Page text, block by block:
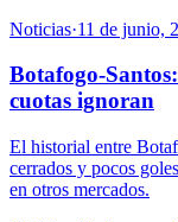
Noticias·11 de junio,
Botafogo-
cuotas ignoran
El historial entre
cerrados y pocos
en otros mercados.